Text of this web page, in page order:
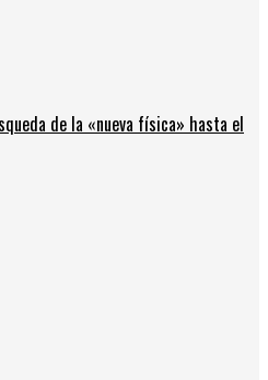
de la «nueva física» hasta el